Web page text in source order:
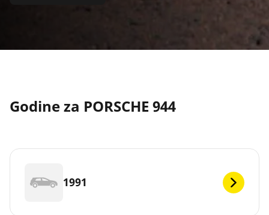
Godine za PORSCHE 944
1991